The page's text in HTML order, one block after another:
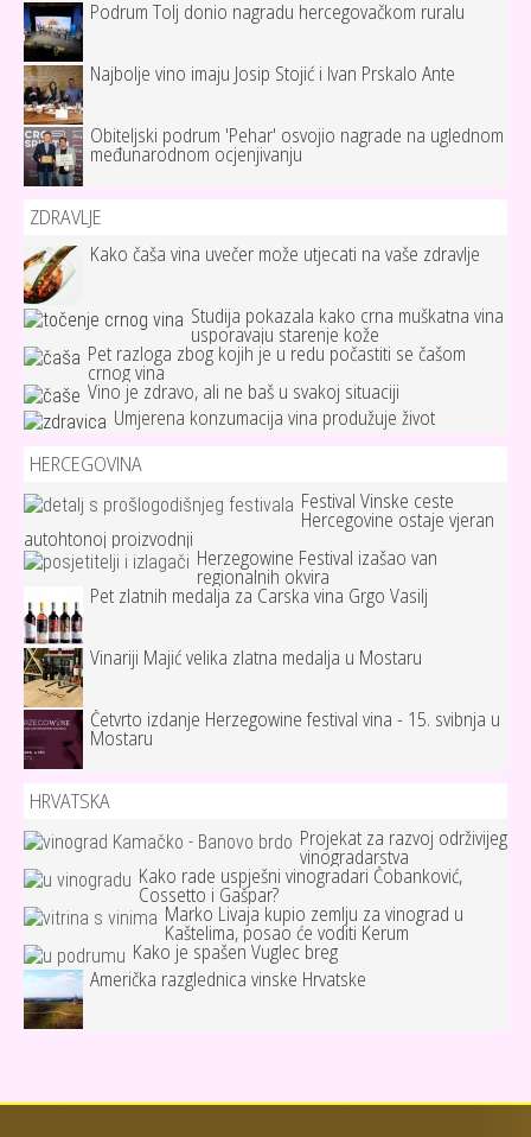
Podrum Tolj donio nagradu hercegovačkom ruralu
Najbolje vino imaju Josip Stojić i Ivan Prskalo Ante
Obiteljski podrum 'Pehar' osvojio nagrade na uglednom
međunarodnom ocjenjivanju
ZDRAVLJE
Kako čaša vina uvečer može utjecati na vaše zdravlje
Studija pokazala kako crna muškatna vina
usporavaju starenje kože
Pet razloga zbog kojih je u redu počastiti se čašom
crnog vina
Vino je zdravo, ali ne baš u svakoj situaciji
Umjerena konzumacija vina produžuje život
HERCEGOVINA
Festival Vinske ceste
Hercegovine ostaje vjeran
autohtonoj proizvodnji
Herzegowine Festival izašao van
regionalnih okvira
Pet zlatnih medalja za Carska vina Grgo Vasilj
Vinariji Majić velika zlatna medalja u Mostaru
Četvrto izdanje Herzegowine festival vina - 15. svibnja u
Mostaru
HRVATSKA
Projekat za razvoj održivijeg
vinogradarstva
Kako rade uspješni vinogradari Čobanković,
Cossetto i Gašpar?
Marko Livaja kupio zemlju za vinograd u
Kaštelima, posao će voditi Kerum
Kako je spašen Vuglec breg
Američka razglednica vinske Hrvatske